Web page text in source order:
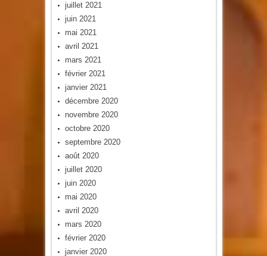
juillet 2021
juin 2021
mai 2021
avril 2021
mars 2021
février 2021
janvier 2021
décembre 2020
novembre 2020
octobre 2020
septembre 2020
août 2020
juillet 2020
juin 2020
mai 2020
avril 2020
mars 2020
février 2020
janvier 2020